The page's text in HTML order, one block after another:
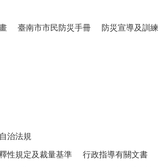
臺南市市民防災手冊 防災宣導及訓練
治法規
性規定及裁量基準 行政指導有關文書